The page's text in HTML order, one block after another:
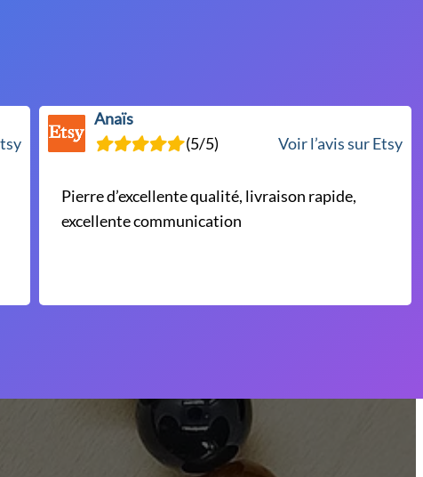
Anaïs
(5/5)
Voir l’avis sur Etsy
Pierre d’excellente qualité, livraison rapide,
excellente communication